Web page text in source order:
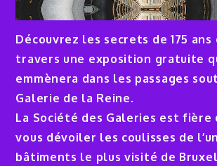
Découvrez les secrets de 175 ans
travers une exposition gratuite
emmènera dans les passages
Galerie de la Reine.
La Société des Galeries est fière
vous dévoiler les coulisses de
bâtiments le plus visité de